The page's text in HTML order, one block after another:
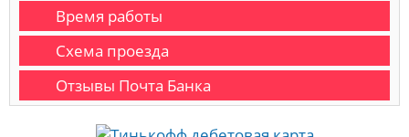
Время работы
Схема проезда
Отзывы Почта Банка